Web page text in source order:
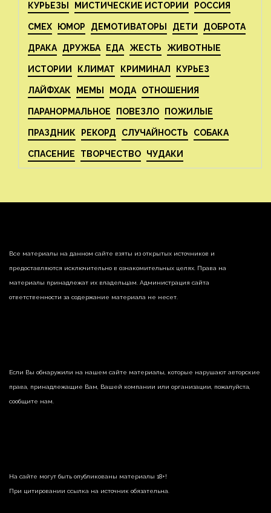
КУРЬЕЗЫ МИСТИЧЕСКИЕ ИСТОРИИ РОССИЯ
СМЕХ ЮМОР ДЕМОТИВАТОРЫ ДЕТИ ДОБРОТА
ДРАКА ДРУЖБА ЕДА ЖЕСТЬ ЖИВОТНЫЕ
ИСТОРИИ КЛИМАТ КРИМИНАЛ КУРЬЕЗ
ЛАЙФХАК МЕМЫ МОДА ОТНОШЕНИЯ
ПАРАНОРМАЛЬНОЕ ПОВЕЗЛО ПОЖИЛЫЕ
ПРАЗДНИК РЕКОРД СЛУЧАЙНОСТЬ СОБАКА
СПАСЕНИЕ ТВОРЧЕСТВО ЧУДАКИ
Все материалы на данном сайте взяты из открытых источников и
предоставляются исключительно в ознакомительных целях. Права на
материалы принадлежат их владельцам. Администрация сайта
ответственности за содержание материала не несет.
Если Вы обнаружили на нашем сайте материалы, которые нарушают авторские
права, принадлежащие Вам, Вашей компании или организации, пожалуйста,
сообщите нам.
На сайте могут быть опубликованы материалы 18+!
При цитировании ссылка на источник обязательна.